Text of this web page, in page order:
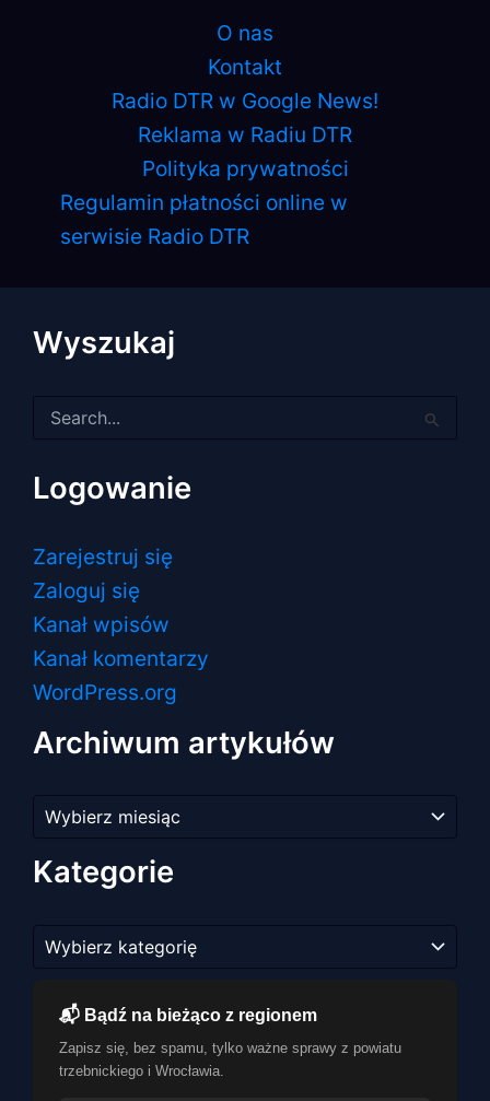
O nas
Kontakt
Radio DTR w Google News!
Reklama w Radiu DTR
Polityka prywatności
Regulamin płatności online w
serwisie Radio DTR
Wyszukaj
dla:
Logowanie
Zarejestruj się
Zaloguj się
Kanał wpisów
Kanał komentarzy
WordPress.org
Archiwum artykułów
artykułów
Kategorie
📬 Bądź na bieżąco z regionem
Zapisz się, bez spamu, tylko ważne sprawy z powiatu
trzebnickiego i Wrocławia.